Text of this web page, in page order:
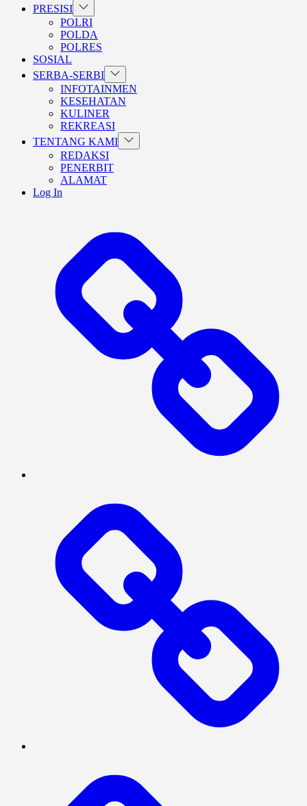
PRESISI Show
sub
menu
POLRI
POLDA
POLRES
SOSIAL
SERBA-SERBI Show
sub
menu
INFOTAINMEN
KESEHATAN
KULINER
REKREASI
TENTANG KAMI Show
sub
REDAKSI
PENERBIT
ALAMAT
Log In